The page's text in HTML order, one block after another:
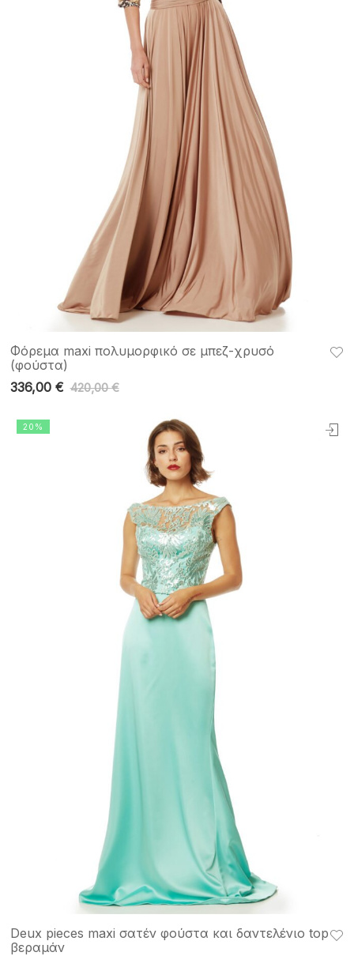
Φόρεμα maxi πολυμορφικό σε μπεζ-χρυσό
(φούστα)
420,00€
336,00 €
20%
Deux pieces maxi σατέν φούστα και δαντελένιο top
βεραμάν